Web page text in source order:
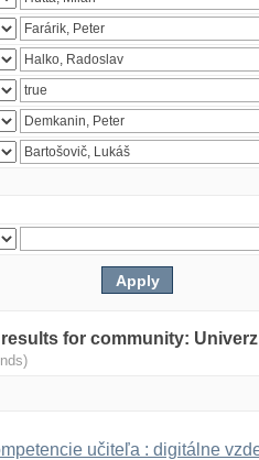
for community:
učiteľa : digitálne